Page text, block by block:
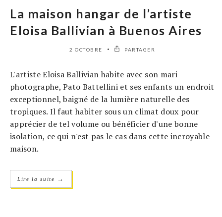
La maison hangar de l’artiste
Eloisa Ballivian à Buenos Aires
2 OCTOBRE PARTAGER
L'artiste Eloisa Ballivian habite avec son mari
photographe, Pato Battellini et ses enfants un endroit
exceptionnel, baigné de la lumière naturelle des
tropiques. Il faut habiter sous un climat doux pour
apprécier de tel volume ou bénéficier d'une bonne
isolation, ce qui n'est pas le cas dans cette incroyable
maison.
Lire la suite →